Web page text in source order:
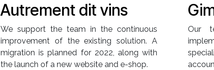
Autrement dit vins
We support the team in the continuous
improvement of the existing solution. A
migration is planned for 2022, along with
the launch of a new website and e-shop.
Our